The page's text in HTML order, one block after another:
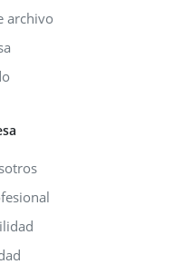
archivo